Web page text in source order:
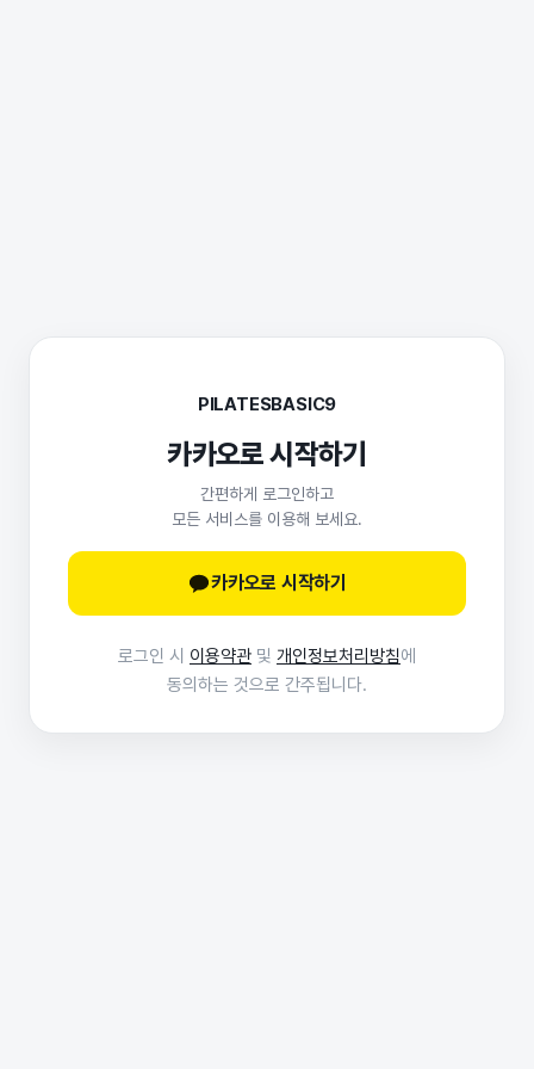
PILATESBASIC9
카카오로 시작하기
간편하게 로그인하고
모든 서비스를 이용해 보세요.
카카오로 시작하기
로그인 시 이용약관 및 개인정보처리방침에
동의하는 것으로 간주됩니다.